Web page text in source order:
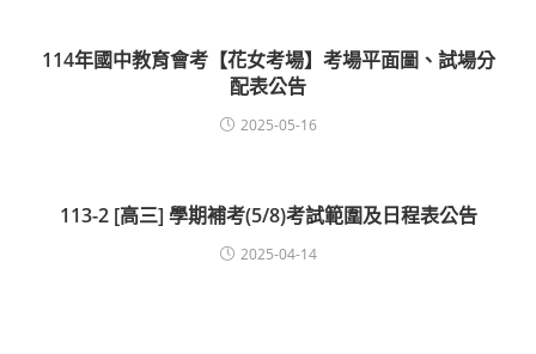
114年國中教育會考【花女考場】考場平面圖、試場分
配表公告
2025-05-16
113-2 [高三] 學期補考(5/8)考試範圍及日程表公告
2025-04-14